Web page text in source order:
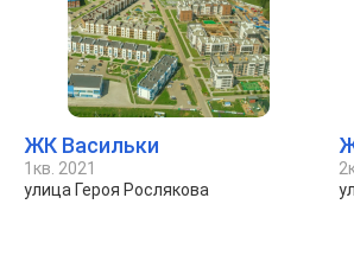
ЖК Васильки
1кв. 2021
улица Героя Рослякова